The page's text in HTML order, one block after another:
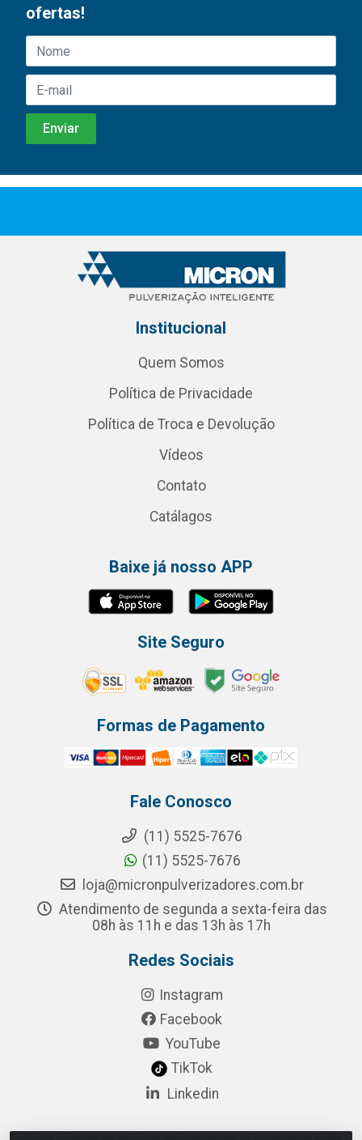
ofertas!
Institucional
Quem Somos
Política de Privacidade
Política de Troca e Devolução
Vídeos
Contato
Catálagos
Baixe já nosso APP
Site Seguro
Formas de Pagamento
Fale Conosco
(11) 5525-7676
(11) 5525-7676
loja@micronpulverizadores.com.br
Atendimento de segunda a sexta-feira das
08h às 11h e das 13h às 17h
Redes Sociais
Instagram
Facebook
YouTube
TikTok
Linkedin